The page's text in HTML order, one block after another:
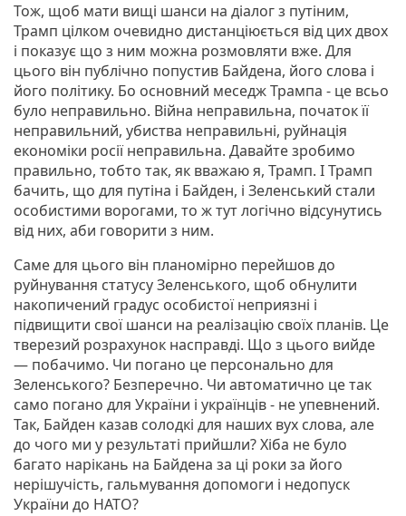
Тож, щоб мати вищі шанси на діалог з путіним,
Трамп цілком очевидно дистанціюється від цих двох
і показує що з ним можна розмовляти вже. Для
цього він публічно попустив Байдена, його слова і
його політику. Бо основний меседж Трампа - це всьо
було неправильно. Війна неправильна, початок її
неправильний, убиства неправильні, руйнація
економіки росії неправильна. Давайте зробимо
правильно, тобто так, як вважаю я, Трамп. І Трамп
бачить, що для путіна і Байден, і Зеленський стали
особистими ворогами, то ж тут логічно відсунутись
від них, аби говорити з ним.
Саме для цього він планомірно перейшов до
руйнування статусу Зеленського, щоб обнулити
накопичений градус особистої неприязні і
підвищити свої шанси на реалізацію своїх планів. Це
тверезий розрахунок насправді. Що з цього вийде
— побачимо. Чи погано це персонально для
Зеленського? Безперечно. Чи автоматично це так
само погано для України і українців - не упевнений.
Так, Байден казав солодкі для наших вух слова, але
до чого ми у результаті прийшли? Хіба не було
багато нарікань на Байдена за ці роки за його
нерішучість, гальмування допомоги і недопуск
України до НАТО?